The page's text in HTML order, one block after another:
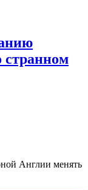
странном
Англии менять